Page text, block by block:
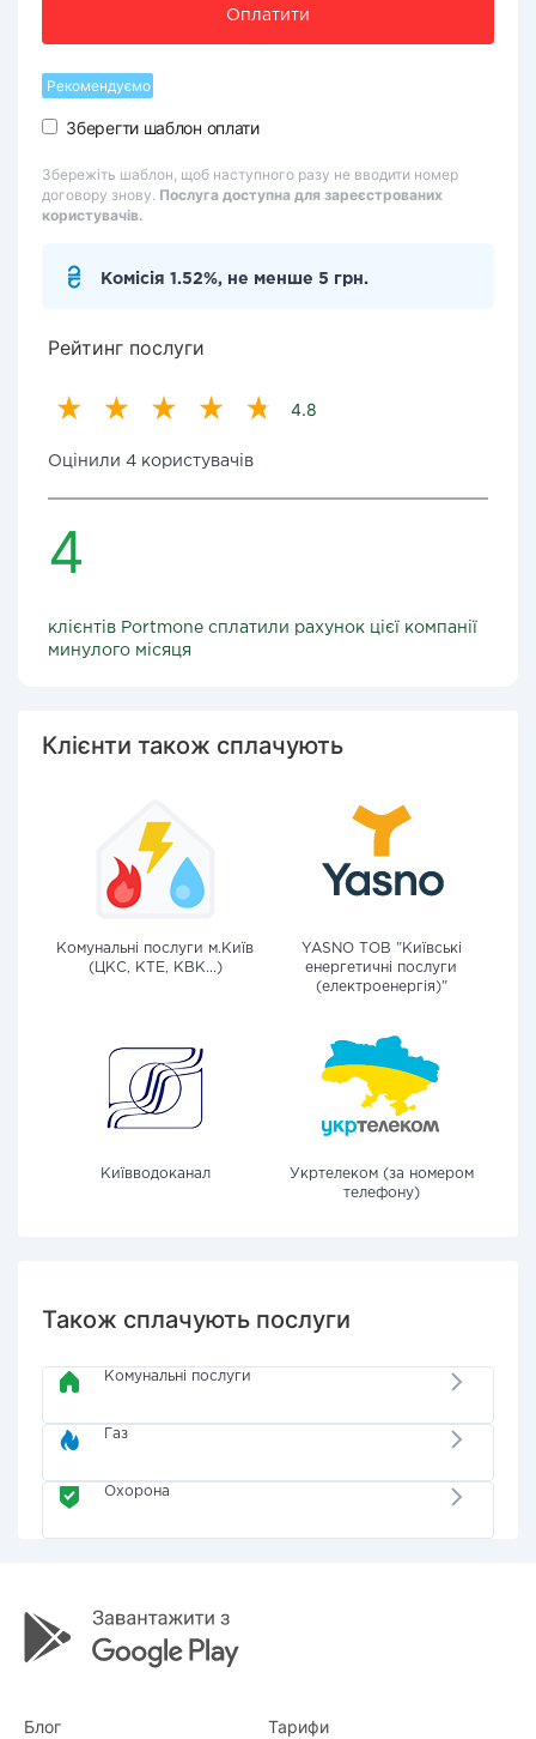
Оплатити
Рекомендуємо
Зберегти шаблон оплати
Збережіть шаблон, щоб наступного разу не вводити номер
договору знову. Послуга доступна для зареєстрованих
користувачів.
Комісія 1.52%, не менше 5 грн.
Рейтинг послуги
4.8
Оцінили 4 користувачів
4
клієнтів Portmone сплатили рахунок цієї компанії
минулого місяця
Клієнти також сплачують
Комунальні послуги м.Київ
(ЦКС, КТЕ, КВК...)
YASNO ТОВ "Київські
енергетичні послуги
(електроенергія)"
Київводоканал
Укртелеком (за номером
телефону)
Також сплачують послуги
Комунальні послуги
Газ
Охорона
Блог Тарифи